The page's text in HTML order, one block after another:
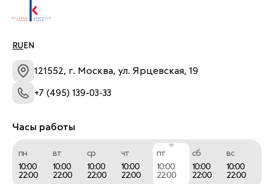
RU EN
121552, г. Москва, ул. Ярцевская, 19
+7 (495) 139-03-33
Часы работы
пн
10:00
22:00
вт
10:00
22:00
ср
10:00
22:00
чт
10:00
22:00
пт
10:00
22:00
сб
10:00
22:00
вс
10:00
22:00